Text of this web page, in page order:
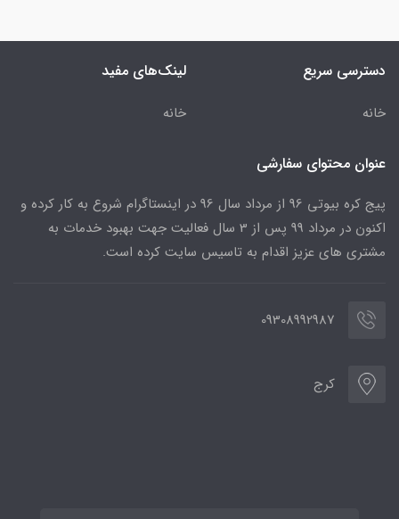
دسترسی سریع
خانه
لینک‌های مفید
خانه
عنوان محتوای سفارشی
پیج کره بیوتی 96 از مرداد سال 96 در اینستاگرام شروع به کار کرده و
اکنون در مرداد 99 پس از 3 سال فعالیت جهت بهبود خدمات به
مشتری های عزیز اقدام به تاسیس سایت کرده است.
09308992987
کرج